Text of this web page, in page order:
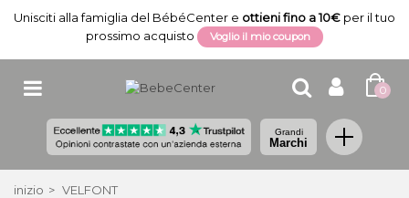
Unisciti alla famiglia del BébéCenter e ottieni fino a 10€ per il tuo
prossimo acquisto
Voglio il mio coupon
0
Grandi
Marchi
inizio > VELFONT